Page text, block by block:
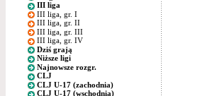
III liga
III liga, gr. I
III liga, gr. II
III liga, gr. III
III liga, gr. IV
Dziś grają
Niższe ligi
Najnowsze rozgr.
CLJ
CLJ U-17 (zachodnia)
CLJ U-17 (wschodnia)